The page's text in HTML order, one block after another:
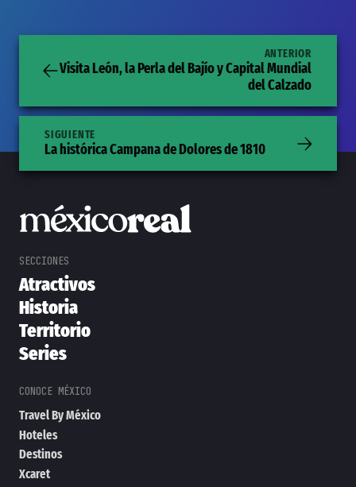
ANTERIOR
Visita León, la Perla del Bajío y Capital Mundial
del Calzado
SIGUIENTE
La histórica Campana de Dolores de 1810
Atractivos
Historia
Territorio
Series
Travel By México
Hoteles
Destinos
Xcaret